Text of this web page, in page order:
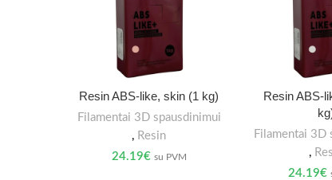
Resin ABS-like, skin (1 kg)
Filamentai 3D spausdinimui
, Resin
24.19€ su PVM
Resin ABS-
Filamentai 3D
,
24.19€